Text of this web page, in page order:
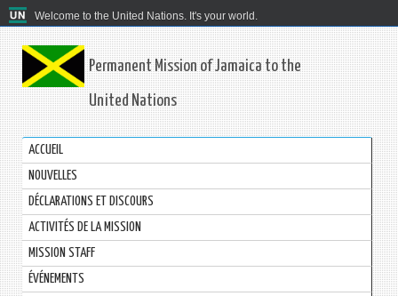
Welcome to the United Nations. It's your world.
Permanent Mission of Jamaica to the
United Nations
ACCUEIL
NOUVELLES
DÉCLARATIONS ET DISCOURS
ACTIVITÉS DE LA MISSION
MISSION STAFF
ÉVÉNEMENTS